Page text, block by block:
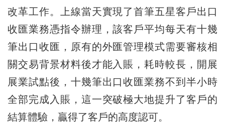
改革工作。上線當天實現了首筆五星客戶出口
收匯業務憑指令辦理，該客戶平均每天有十幾
筆出口收匯，原有的外匯管理模式需要審核相
關交易背景材料後才能入賬，耗時較長，開展
展業試點後，十幾筆出口收匯業務不到半小時
全部完成入賬，這一突破極大地提升了客戶的
結算體驗，贏得了客戶的高度認可。